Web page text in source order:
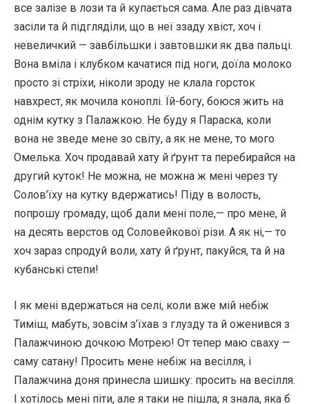
все залізе в лози та й купається сама. Але раз дівчата
засіли та й підгляділи, що в неї ззаду хвіст, хоч і
невеличкий — завбільшки і завтовшки як два пальці.
Вона вміла і клубком качатися під ноги, доїла молоко
просто зі стріхи, ніколи зроду не клала горсток
навхрест, як мочила коноплі. Їй-богу, боюся жить на
однім кутку з Палажкою. Не буду я Параска, коли
вона не зведе мене зо світу, а як не мене, то мого
Омелька. Хоч продавай хату й ґрунт та перебирайся на
другий куток! Не можна, не можна ж мені через ту
Солов’їху на кутку вдержатись! Піду в волость,
попрошу громаду, щоб дали мені поле,— про мене, й
на десять верстов од Соловейкової різи. А як ні,— то
хоч зараз спродуй воли, хату й ґрунт, пакуйся, та й на
кубанські степи!
І як мені вдержаться на селі, коли вже мій небіж
Тиміш, мабуть, зовсім з’їхав з глузду та й оженився з
Палажчиною дочкою Мотрею! От тепер маю сваху —
саму сатану! Просить мене небіж на весілля, і
Палажчина доня принесла шишку: просить на весілля.
І хотілось мені піти, але я таки не пішла; я знала, яка б